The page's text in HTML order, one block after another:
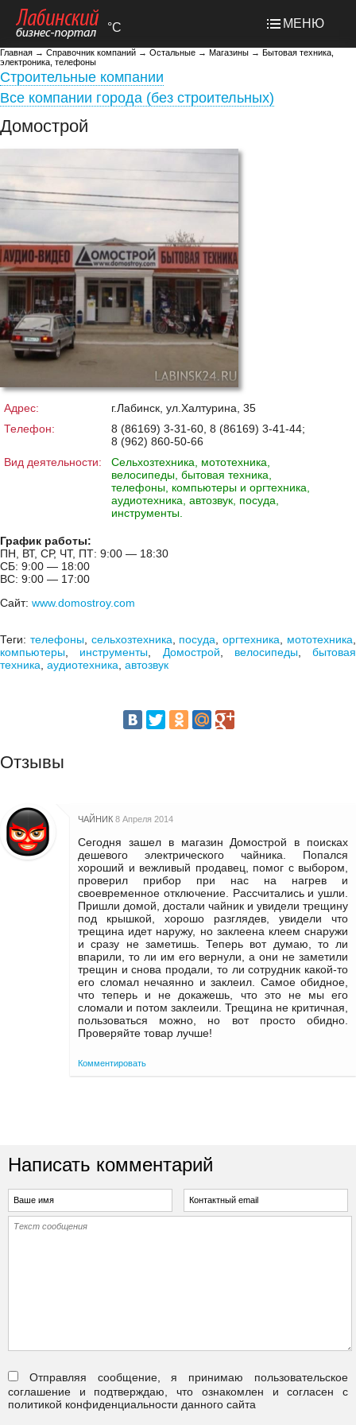
°C МЕНЮ
Главная → Справочник компаний → Остальные → Магазины → Бытовая техника,
электроника, телефоны
Строительные компании
Все компании города (без строительных)
Домострой
Адрес:
г.Лабинск, ул.Халтурина, 35
Телефон:
8 (86169) 3-31-60, 8 (86169) 3-41-44;
8 (962) 860-50-66
Вид деятельности:
Сельхозтехника, мототехника,
велосипеды, бытовая техника,
телефоны, компьютеры и оргтехника,
аудиотехника, автозвук, посуда,
инструменты.
График работы:
ПН, ВТ, СР, ЧТ, ПТ: 9:00 — 18:30
СБ: 9:00 — 18:00
ВС: 9:00 — 17:00
Сайт: www.domostroy.com
Теги: телефоны, сельхозтехника посуда ,оргтехника мототехника
компьютеры
инструменты Домострой велосипеды, бытовая
техника аудиотехника автозвук
Отзывы
ЧАЙНИК 8 Апреля 2014
Сегодня зашел в магазин Домострой в поисках
дешевого электрического чайника. Попался
хороший и вежливый продавец, помог с выбором,
проверил прибор при нас на нагрев и
своевременное отключение. Рассчитались и ушли.
Пришли домой, достали чайник и увидели трещину
под крышкой, хорошо разглядев, увидели что
трещина идет наружу, но заклеена клеем снаружи
и сразу не заметишь. Теперь вот думаю, то ли
впарили, то ли им его вернули, а они не заметили
трещин и снова продали, то ли сотрудник какой-то
его сломал нечаянно и заклеил. Самое обидное,
что теперь и не докажешь, что это не мы его
сломали и потом заклеили. Трещина не критичная,
пользоваться можно, но вот просто обидно.
Проверяйте товар лучше!
Комментировать
Написать комментарий
Отправляя сообщение, я принимаю пользовательское
соглашение и подтверждаю, что ознакомлен и согласен с
политикой конфиденциальности данного сайта